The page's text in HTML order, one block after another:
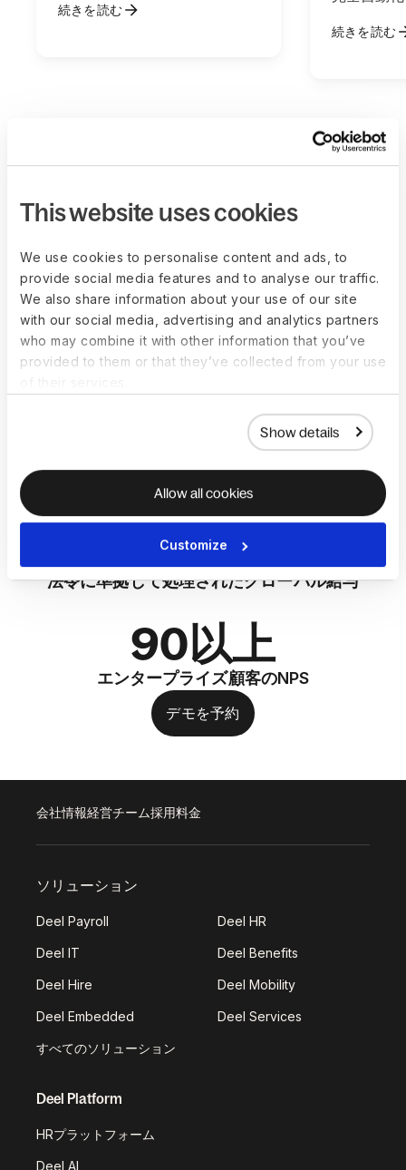
This website uses cookies
We use cookies to personalise content and ads, to
provide social media features and to analyse our traffic.
We also share information about your use of our site
with our social media, advertising and analytics partners
who may combine it with other information that you’ve
provided to them or that they’ve collected from your use
Show details
Allow all cookies
Customize
続きを読む
続きを読む
Deelならリモート
や国際的なチーム
の拡大が簡単です
150以上
40,000以上
顧客
$20B以上
法令に準拠して処理されたグローバル給与
90以上
エンタープライズ顧客のNPS
デモを予約
会社情報経営チーム採用料金
ソリューション
Deel Payroll Deel HR
Deel IT Deel Benefits
Deel Hire Deel Mobility
Deel Embedded Deel Services
すべてのソリューション
Deel Platform
HRプラットフォーム
Deel AI